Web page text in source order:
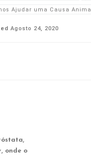
Ajudar uma Causa
Agosto 24, 2020
onde o